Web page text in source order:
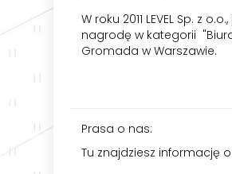
W roku 2011 LEVEL Sp. z
nagrodę w kategorii
Gromada w Warszawie.
Prasa o nas:
Tu znajdziesz informację